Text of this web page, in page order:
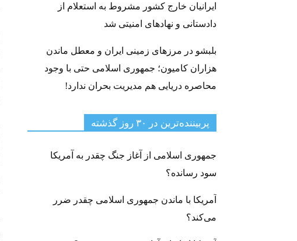
ایرانیان خارج کشور مشروط به استعلام از
دادستانی و نهادهای امنیتی شد
بلبشو در مرزهای زمینی ایران و معطل ماندن
هزاران کامیون؛ جمهوری اسلامی حتی با وجود
محاصره دریایی هم مدیریت بحران ندارد!
پربیننده‌ترین‌ در ۳۰ روز گذشته
جمهوری اسلامی از آغاز جنگ چقدر به آمریکا
سود رسانده؟
آمریکا با ماندن جمهوری اسلامی چقدر ضرر
می‌کند؟